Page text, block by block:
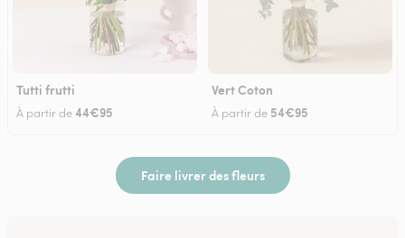
Tutti frutti
À partir de44€95
Vert Coton
À partir de 54€95
Faire livrer des fleurs